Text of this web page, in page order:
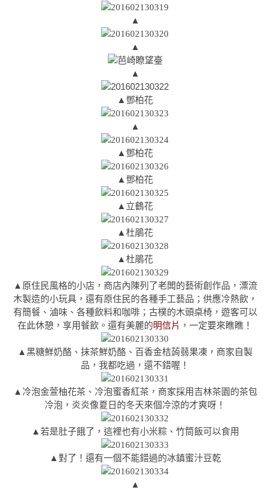
▲
▲
▲
▲鄧柏花
▲
▲ 鄧柏花
▲ 鄧柏花
▲立鶴花
▲杜鵑花
▲杜鵑花
▲原住民風格的小店，商店內陳列了老闆的藝術創作品，漂流
木製造的小玩具，還有原住民的各種手工藝品；供應冷熱飲，
有簡餐、滷味、各種飲料和咖啡；古樸的木頭桌椅，遊客可以
在此休憩，享用餐飲。還有美麗的明信片 ，一定要來瞧瞧！
▲黑糖鮮奶酪、抹茶鮮奶酪、百香金桔蒟蒻果凍，商家自製
品，我都吃過，還不錯喔！
▲ 冷泡金萱柚花茶、 冷泡蜜香紅茶，商家採用吉林茶園的茶包
冷泡，炎炎像夏日的冬天來個冷涼的才爽呀！
▲若是肚子餓了，這裡也有小米粽、竹筒飯可以食用
▲對了！還有一個不能錯過的冰鎮蜜汁豆乾
▲